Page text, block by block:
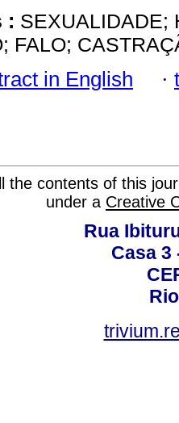
: SEXUALIDADE;
FALO;
in English ·
the contents of this
under a Creative
Rua
Casa 3